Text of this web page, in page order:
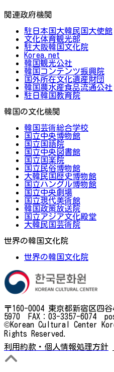
関連政府機関
駐日本国大韓民国大使館
文化体育観光部
駐大阪韓国文化院
Korea.net
韓国観光公社
韓国コンテンツ振興院
国外所在文化遺産財団
韓国農水産食品流通公社
駐日韓国教育院
韓国の文化機関
韓国芸術総合学校
国立中央博物館
国立国語院
国立中央図書館
国立国楽院
国立民俗博物館
大韓民国歴史博物館
国立ハングル博物館
国立中央劇場
国立現代美術館
韓国政策放送院
国立アジア文化殿堂
大韓民国芸術院
世界の韓国文化院
世界の韓国文化院
〒160-0004 東京都新宿区四
5970 FAX：03-3357-6074
©Korean Cultural Center
Rights Reserved.
利用約款・個人情報処理方針